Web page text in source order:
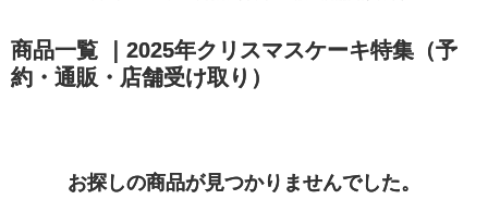
商品一覧 ｜2025年クリスマスケーキ特集（予
約・通販・店舗受け取り）
お探しの商品が見つかりませんでした。